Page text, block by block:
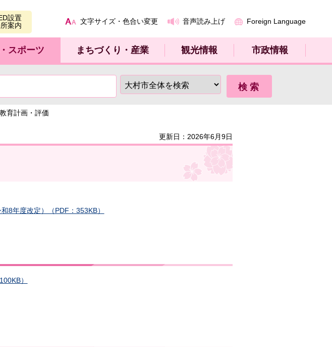
設置
案内
文字サイズ・色合い変更 音声読み上げ Foreign Language
スポーツ まちづくり・産業 観光情報 市政情報
育計画・評価
更新日：2026年6月9日
8年度改定）（PDF：353KB）
）